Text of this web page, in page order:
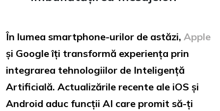
În lumea smartphone-urilor de astăzi, Apple
și Google îți transformă experiența prin
integrarea tehnologiilor de Inteligență
Artificială. Actualizările recente ale iOS și
Android aduc funcții AI care promit să-ți